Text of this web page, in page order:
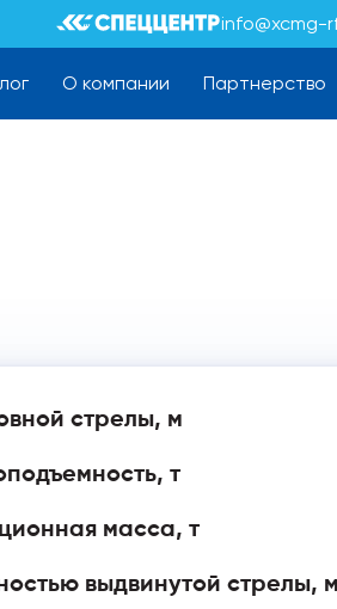
info@xcmg-
О компании Партнерство
стрелы, м
т
масса, т
выдвинутой стрелы, м